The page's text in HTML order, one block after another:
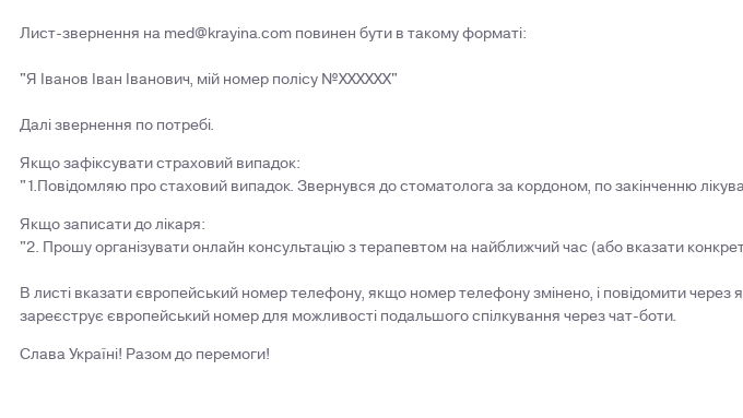
Лист-звернення на med@krayina.comповинен бути в такому форматі:
"Я Іванов Іван Іванович, мій номер полісу №XXXXXX"
Далі звернення по потребі.
Якщо зафіксувати страховий випадок:
"1.Повідомляю про стаховий випадок. Звернувся до стоматолога за кордоном, по закінченню
Якщо записати до лікаря:
"2. Прошу організувати онлайн консультацію з терапевтом на найближчий час (або вказати
В листі вказати європейський номер телефону, якщо номер телефону змінено, і повідомити
зареєструє європейський номер для можливості подальшого спілкування через чат-боти.
Слава Україні! Разом до перемоги!